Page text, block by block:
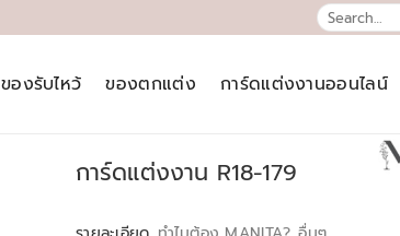
Search
for:
ของรับไหว้ ของตกแต่ง การ์ดแต่งงานออนไลน์
การ์ดแต่งงาน R18-179